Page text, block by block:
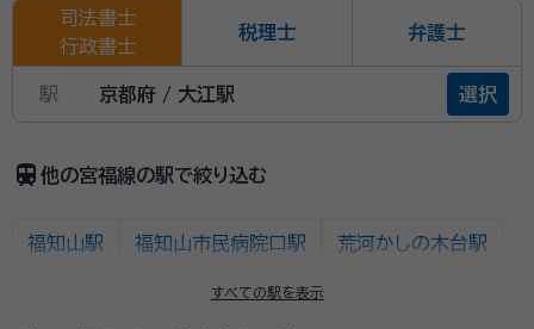
司法書士
行政書士
税理士 弁護士
駅 京都府 / 大江駅 選択
train 他の宮福線の駅で絞り込む
すべての駅を表示
福知山駅 福知山市民病院口駅 荒河かしの木台駅
公庄駅 大江駅